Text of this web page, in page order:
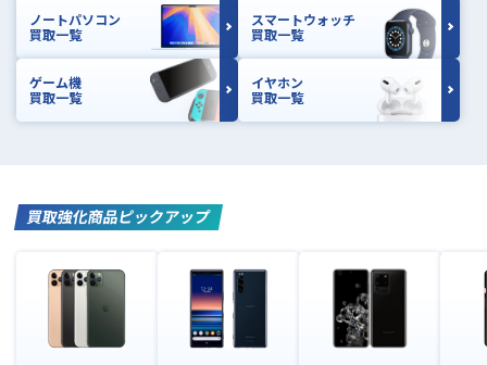
ノートパソコン
買取一覧
スマートウォッチ
買取一覧
ゲーム機
買取一覧
イヤホン
買取一覧
買取強化商品ピックアップ